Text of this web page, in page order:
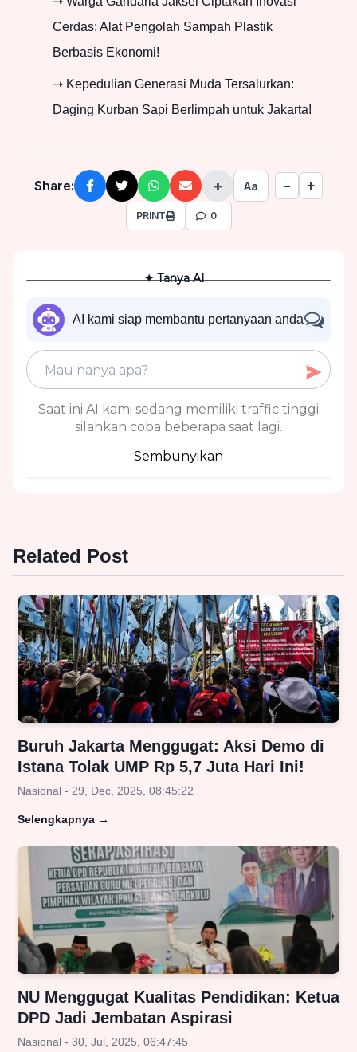
Cerdas: Alat Pengolah Sampah Plastik
Berbasis Ekonomi!
➝ Kepedulian Generasi Muda Tersalurkan:
Daging Kurban Sapi Berlimpah untuk Jakarta!
Share: + Aa − +
PRINT 0
✦ Tanya AI
AI kami siap membantu pertanyaan anda
Saat ini AI kami sedang memiliki traffic tinggi
silahkan coba beberapa saat lagi.
Sembunyikan
Related Post
Buruh Jakarta Menggugat: Aksi Demo di
Istana Tolak UMP Rp 5,7 Juta Hari Ini!
Nasional - 29, Dec, 2025, 08:45:22
Selengkapnya →
NU Menggugat Kualitas Pendidikan: Ketua
DPD Jadi Jembatan Aspirasi
Nasional - 30, Jul, 2025, 06:47:45